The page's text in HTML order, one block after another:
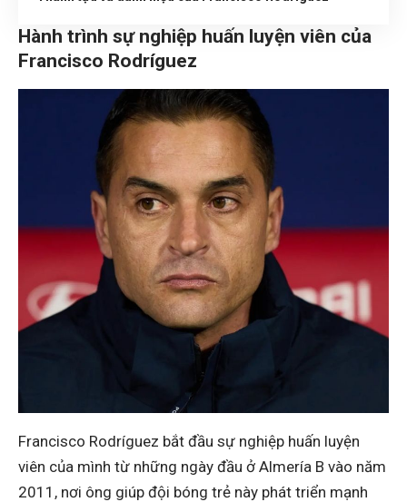
Hành trình sự nghiệp huấn luyện viên của
Francisco Rodríguez
Francisco Rodríguez bắt đầu sự nghiệp huấn luyện
viên của mình từ những ngày đầu ở Almería B vào năm
2011, nơi ông giúp đội bóng trẻ này phát triển mạnh